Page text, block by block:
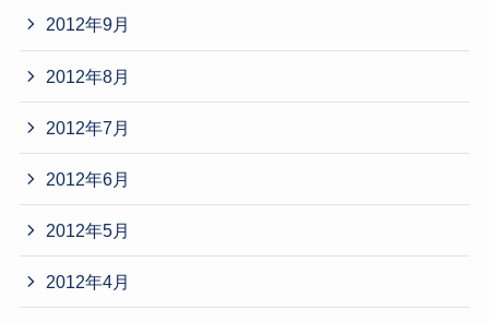
2012年9月
2012年8月
2012年7月
2012年6月
2012年5月
2012年4月